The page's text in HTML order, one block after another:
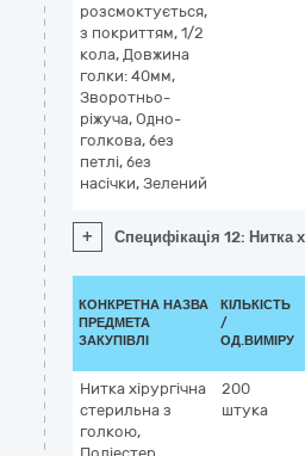
розсмоктується,
з покриттям, 1/2
кола, Довжина
голки: 40мм,
Зворотньо-
ріжуча, Одно-
голкова, без
петлі, без
насічки, Зелений
+ Специфікація 12: Нитка
КОНКРЕТНА НАЗВА
ПРЕДМЕТА
ЗАКУПІВЛІ
КІЛЬКІСТЬ
/
ОД.ВИМІРУ
Нитка хірургічна
стерильна з
голкою,
200
штука